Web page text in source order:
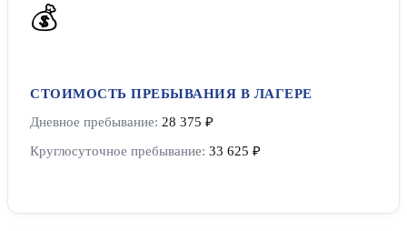
💰
СТОИМОСТЬ ПРЕБЫВАНИЯ В ЛАГЕРЕ
Дневное пребывание: 28 375 ₽
Круглосуточное пребывание: 33 625 ₽